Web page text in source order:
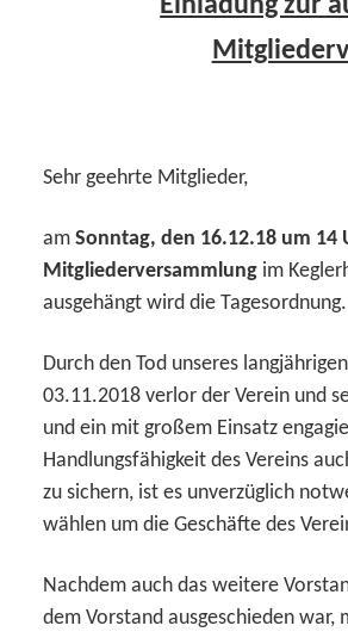
Einladung zur
Sehr geehrte Mitglieder,
am Sonntag, den 16.12.18 um 14
Mitgliederversammlung im
ausgehängt wird die Tagesordnung.
Durch den Tod unseres
03.11.2018 verlor der Verein und
und ein mit großem Einsatz
Handlungsfähigkeit des Vereins
zu sichern, ist es unverzüglich
wählen um die Geschäfte des
Nachdem auch das weitere
dem Vorstand ausgeschieden war,